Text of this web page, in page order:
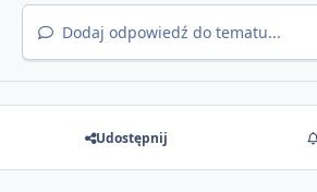
Dodaj odpowiedź do tematu...
Udostępnij